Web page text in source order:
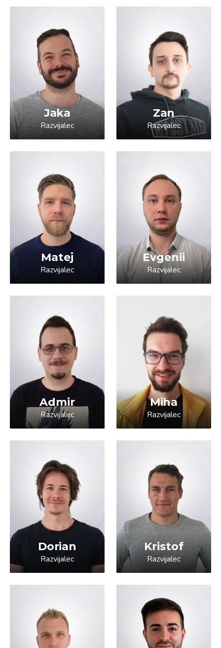
Jaka
Razvijalec
Zan
Razvijalec
Matej
Razvijalec
Evgenii
Razvijalec
Admir
Razvijalec
Miha
Razvijalec
Dorian
Razvijalec
Kristof
Razvijalec